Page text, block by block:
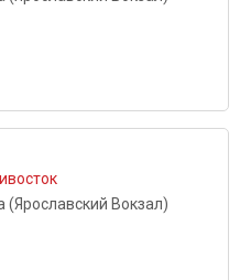
(Ярославский Вокзал)